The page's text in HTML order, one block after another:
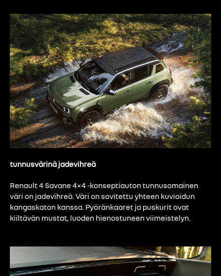
tunnusvärinä jadevihreä
Renault 4 Savane 4×4 -konseptiauton tunnusomainen
väri on jadevihreä. Väri on sovitettu yhteen kuvioidun
kangaskaton kanssa. Pyöränkaaret ja puskurit ovat
kiiltävän mustat, luoden hienostuneen viimeistelyn.